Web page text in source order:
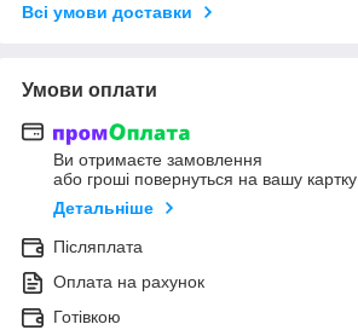
Всі умови доставки
Умови оплати
Ви отримаєте замовлення
або гроші повернуться на вашу картку
Детальніше
Післяплата
Оплата на рахунок
Готівкою